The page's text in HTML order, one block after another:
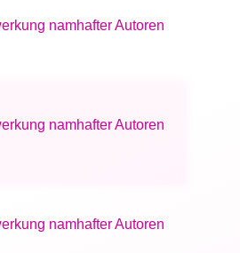
namhafter Autoren
namhafter Autoren
namhafter Autoren